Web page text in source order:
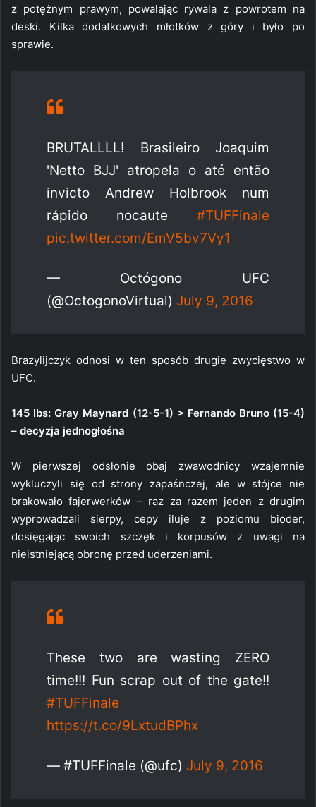
z potężnym prawym, powalając rywala z powrotem na
deski. Kilka dodatkowych młotków z góry i było po
sprawie.
BRUTALLLL! Brasileiro Joaquim
'Netto BJJ' atropela o até então
invicto Andrew Holbrook num
rápido nocaute #TUFFinale
pic.twitter.com/EmV5bv7Vy1
— Octógono UFC
(@OctogonoVirtual) July 9, 2016
Brazylijczyk odnosi w ten sposób drugie zwycięstwo w
UFC.
145 lbs: Gray Maynard (12-5-1) > Fernando Bruno (15-4)
– decyzja jednogłośna
W pierwszej odsłonie obaj zwawodnicy wzajemnie
wykluczyli się od strony zapaśnczej, ale w stójce nie
brakowało fajerwerków – raz za razem jeden z drugim
wyprowadzali sierpy, cepy iluje z poziomu bioder,
dosięgając swoich szczęk i korpusów z uwagi na
nieistniejącą obronę przed uderzeniami.
These two are wasting ZERO
time!!! Fun scrap out of the gate!!
#TUFFinale
https://t.co/9LxtudBPhx
— #TUFFinale (@ufc) July 9, 2016